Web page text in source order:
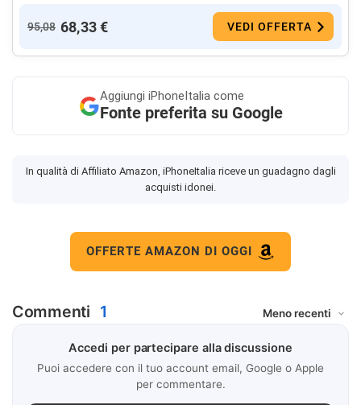
95,08 68,33 € VEDI OFFERTA
Aggiungi iPhoneItalia come
Fonte preferita su Google
In qualità di Affiliato Amazon, iPhoneItalia riceve un guadagno dagli
acquisti idonei.
OFFERTE AMAZON DI OGGI
Commenti 1
Accedi per partecipare alla discussione
Puoi accedere con il tuo account email, Google o Apple
per commentare.